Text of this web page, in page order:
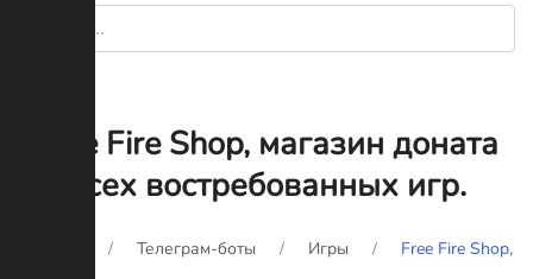
Free Fire Shop, магазин доната
всех востребованных игр.
Телеграм-боты Игры
Free Fire Shop,